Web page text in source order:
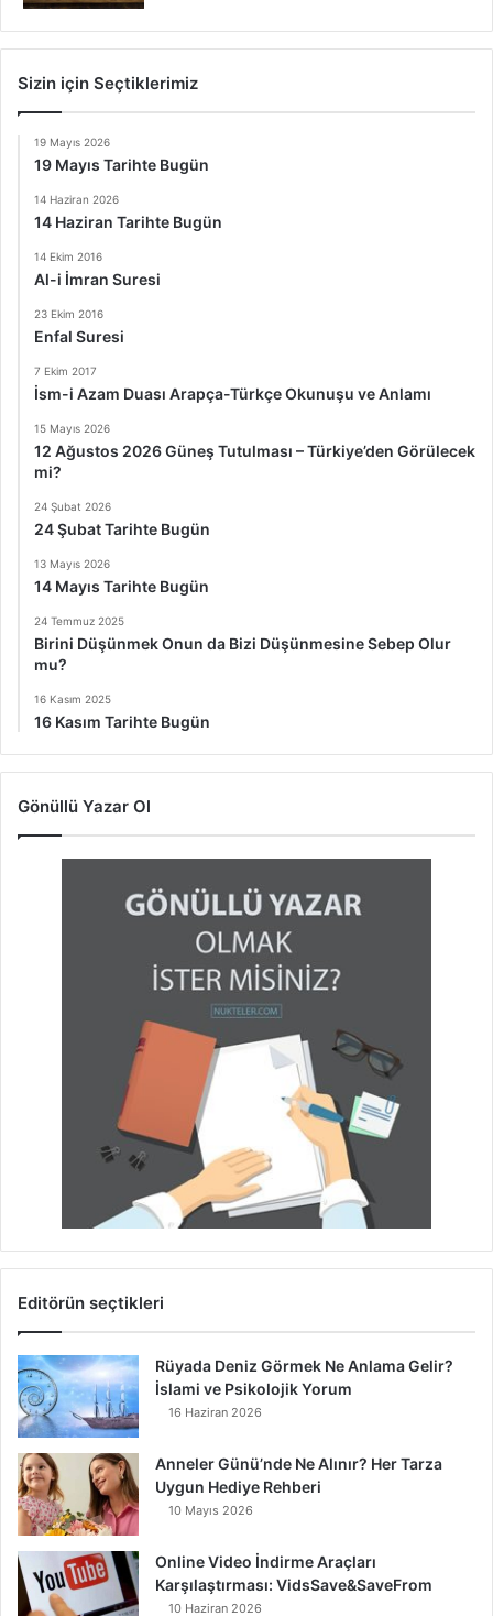
Sizin için Seçtiklerimiz
19 Mayıs 2026
19 Mayıs Tarihte Bugün
14 Haziran 2026
14 Haziran Tarihte Bugün
14 Ekim 2016
Al-i İmran Suresi
23 Ekim 2016
Enfal Suresi
7 Ekim 2017
İsm-i Azam Duası Arapça-Türkçe Okunuşu ve Anlamı
15 Mayıs 2026
12 Ağustos 2026 Güneş Tutulması – Türkiye’den Görülecek
mi?
24 Şubat 2026
24 Şubat Tarihte Bugün
13 Mayıs 2026
14 Mayıs Tarihte Bugün
24 Temmuz 2025
Birini Düşünmek Onun da Bizi Düşünmesine Sebep Olur
mu?
16 Kasım 2025
16 Kasım Tarihte Bugün
Gönüllü Yazar Ol
Editörün seçtikleri
Rüyada Deniz Görmek Ne Anlama Gelir?
İslami ve Psikolojik Yorum
16 Haziran 2026
Anneler Günü’nde Ne Alınır? Her Tarza
Uygun Hediye Rehberi
10 Mayıs 2026
Online Video İndirme Araçları
Karşılaştırması: VidsSave&SaveFrom
10 Haziran 2026